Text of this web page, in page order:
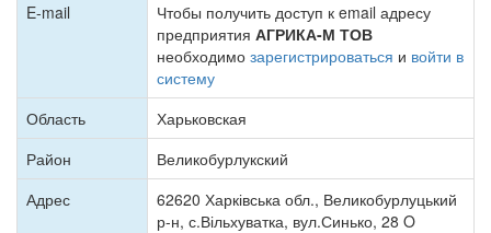
E-mail
Чтобы получить доступ к email адресу
предприятия АГРИКА-М ТОВ
необходимо зарегистрироваться и войти в
систему
Область
Харьковская
Район
Великобурлукский
Адрес
62620 Харківська обл., Великобурлуцький
р-н, с.Вільхуватка, вул.Синько, 28 O